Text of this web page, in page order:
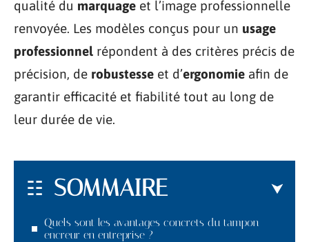
qualité du marquage et l’image professionnelle
renvoyée. Les modèles conçus pour un usage
professionnel répondent à des critères précis de
précision, de robustesse et d’ergonomie afin de
garantir efficacité et fiabilité tout au long de
leur durée de vie.
SOMMAIRE
Quels sont les avantages concrets du tampon
encreur en entreprise ?